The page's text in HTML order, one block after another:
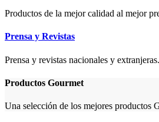
Productos de la mejor calidad al mejor
Prensa y Revistas
Prensa y revistas nacionales y extranjeras.
Productos Gourmet
Una selección de los mejores productos